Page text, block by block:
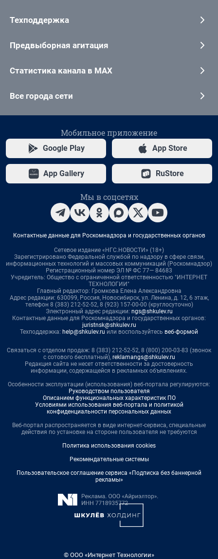
Техподдержка
Предвыборная агитация
Статистика канала в MAX
Все города сети
Мобильное приложение
Google Play App Store
App Gallery RuStore
Мы в соцсетях
Контактные данные для Роскомнадзора и государственных органов
Сетевое издание «НГС.НОВОСТИ» (18+)
Зарегистрировано Федеральной службой по надзору в сфере связи,
информационных технологий и массовых коммуникаций (Роскомнадзор)
Регистрационный номер ЭЛ № ФС 77— 84683
Учредитель: Общество с ограниченной ответственностью "ИНТЕРНЕТ
ТЕХНОЛОГИИ"
Главный редактор: Громкова Елена Александровна
Адрес редакции: 630099, Россия, Новосибирск, ул. Ленина, д. 12, 6 этаж,
телефон 8 (383) 212-52-52, 8 (923) 157-00-00 (круглосуточно)
Электронный адрес редакции: ngs@shkulev.ru
Контактные данные для Роскомнадзора и государственных органов:
juristnsk@shkulev.ru
Техподдержка: help@shkulev.ru или воспользуйтесь веб-формой
Связаться с отделом продаж: 8 (383) 212-52-52, 8 (800) 200-03-83 (звонок
с сотового бесплатный), reklamangs@shkulev.ru
Редакция сайта не несет ответственности за достоверность
информации, содержащейся в рекламных объявлениях.
Особенности эксплуатации (использования) веб-портала регулируются:
Руководством пользователя
Описанием функциональных характеристик ПО
Условиями использования веб-портала и политикой
конфиденциальности персональных данных
Веб-портал распространяется в виде интернет-сервиса, специальные
действия по установке на стороне пользователя не требуются
Политика использования cookies
Рекомендательные системы
Пользовательское соглашение сервиса «Подписка без баннерной
рекламы»
© ООО «Интернет Технологии»